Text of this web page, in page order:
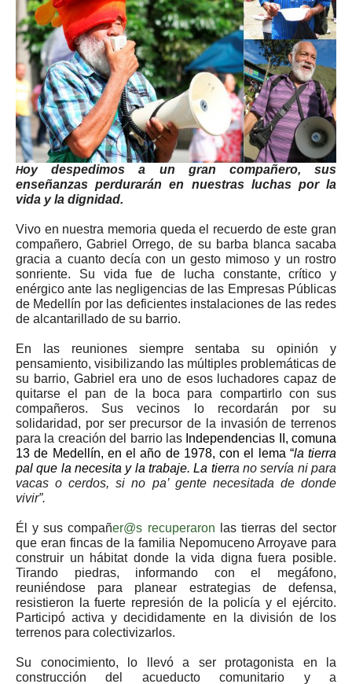
Hoy despedimos a un gran compañero, sus
enseñanzas perdurarán en nuestras luchas por la
vida y la dignidad.
Vivo en nuestra memoria queda el recuerdo de este gran
compañero, Gabriel Orrego, de su barba blanca sacaba
gracia a cuanto decía con un gesto mimoso y un rostro
sonriente. Su vida fue de lucha constante, crítico y
enérgico ante las negligencias de las Empresas Públicas
de Medellín por las deficientes instalaciones de las redes
de alcantarillado de su barrio.
En las reuniones siempre sentaba su opinión y
pensamiento, visibilizando las múltiples problemáticas de
su barrio, Gabriel era uno de esos luchadores capaz de
quitarse el pan de la boca para compartirlo con sus
compañeros. Sus vecinos lo recordarán por su
solidaridad, por ser precursor de la invasión de terrenos
para la creación del barrio las Independencias II, comuna
13 de Medellín, en el año de 1978, con el lema “la tierra
pal que la necesita y la trabaje. La tierra no servía ni para
vacas o cerdos, si no pa’ gente necesitada de donde
vivir”.
Él y sus compañer@s recuperaron las tierras del sector
que eran fincas de la familia Nepomuceno Arroyave para
construir un hábitat donde la vida digna fuera posible.
Tirando piedras, informando con el megáfono,
reuniéndose para planear estrategias de defensa,
resistieron la fuerte represión de la policía y el ejército.
Participó activa y decididamente en la división de los
terrenos para colectivizarlos.
Su conocimiento, lo llevó a ser protagonista en la
construcción del acueducto comunitario y a